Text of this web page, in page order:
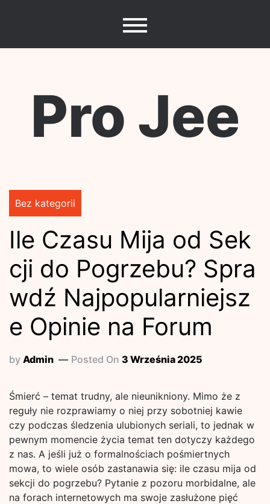
Pro Jee
Bez kategorii
Ile Czasu Mija od Sek
cji do Pogrzebu? Spra
wdź Najpopularniejsz
e Opinie na Forum
by Admin Posted On 3 Września 2025
Śmierć – temat trudny, ale nieunikniony. Mimo że z
reguły nie rozprawiamy o niej przy sobotniej kawie
czy podczas śledzenia ulubionych seriali, to jednak w
pewnym momencie życia temat ten dotyczy każdego
z nas. A jeśli już o formalnościach pośmiertnych
mowa, to wiele osób zastanawia się: ile czasu mija od
sekcji do pogrzebu? Pytanie z pozoru morbidalne, ale
na forach internetowych ma swoje zasłużone pięć